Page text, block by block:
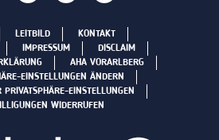
LEITBILD
KONTAKT
IMPRESSUM
DISCLAIM
AHA VORARLBERG
EINSTELLUNGEN ÄNDERN
PRIVATSPHÄRE-EINSTELLUNGEN
WIDERRUFEN